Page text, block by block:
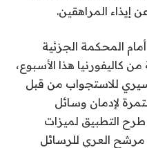
إيذاء المراهقين.
المحكمة الجزئية
كاليفورنيا هذا الأسبوع،
للاستجواب من قبل
لإدمان وسائل
التطبيق لميزات
مرشح العري للرسائل